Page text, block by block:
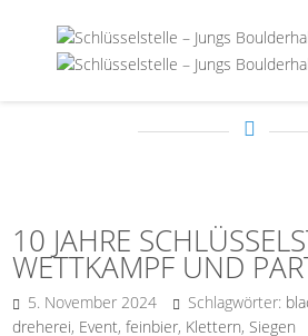
POSTS ON
10 JAHRE
WETTKAMPF UND
5. November 2024 Schlagwörter:
dreherei, Event,feinbier, Klettern,Siegen